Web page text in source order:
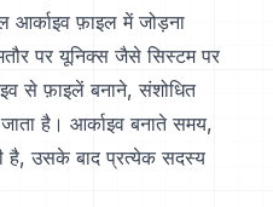
फ़ाइल में जोड़ना
पर यूनिक्स जैसे सिस्टम पर
से फ़ाइलें बनाने, संशोधित
है। आर्काइव बनाते समय,
है, उसके बाद प्रत्येक सदस्य